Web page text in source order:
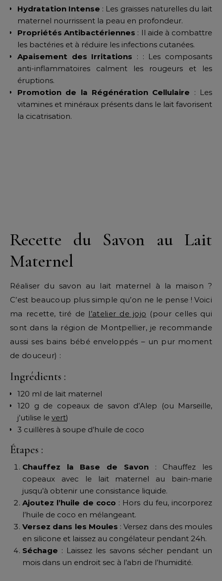
Hydratation Intense : Les graisses naturelles du lait
maternel nourrissent la peau en profondeur.
Propriétés Antibactériennes : Il aide à combattre
les bactéries et à réduire les infections cutanées.
Apaisement des Irritations : : Les composants
anti-inflammatoires calment les rougeurs et les
éruptions.
Promotion de la Régénération Cellulaire : Les
vitamines et minéraux présents dans le lait favorisent
la cicatrisation.
Recette du Savon au Lait
Maternel
Réaliser du savon au lait maternel à la maison ?
C’est beaucoup plus simple qu’on ne le pense ! Voici
ma recette, tiré de l’atelier de jojo (pour celles qui
sont dans la région de Montpellier, je recommande
aussi ses bains bébé enveloppés – un pur moment
de douceur) :
Ingrédients :
120 ml de lait maternel
120 g de copeaux de savon d’Alep (ou Marseille,
j’utilise le vert)
3 cuillères à soupe d’huile de coco
Étapes :
Chauffez la Base de Savon: Chauffez les
copeaux avec le lait maternel au bain-marie
jusqu’à obtenir une consistance liquide.
Ajoutez l’huile de coco : Hors du feu, incorporez
l’huile de coco en mélangeant.
Versez dans les Moules : Versez dans des moules
en silicone et laissez au congélateur pendant 24h.
Séchage : Laissez les savons sécher pendant un
mois dans un endroit sec à l’abri de l’humidité.